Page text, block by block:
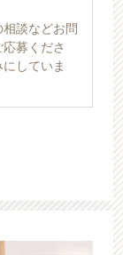
談などお問
募くださ
していま